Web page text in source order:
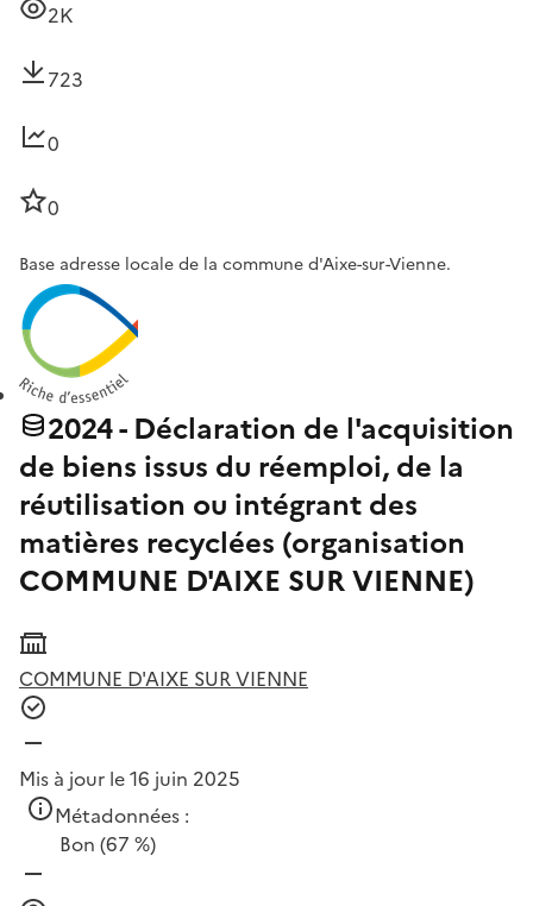
2K
723
0
0
Base adresse locale de la commune d'Aixe-sur-Vienne.
2024 - Déclaration de l'acquisition
de biens issus du réemploi, de la
réutilisation ou intégrant des
matières recyclées (organisation
COMMUNE D'AIXE SUR VIENNE)
COMMUNE D'AIXE SUR VIENNE
Mis à jour le 16 juin 2025
Métadonnées :
Bon (67 %)